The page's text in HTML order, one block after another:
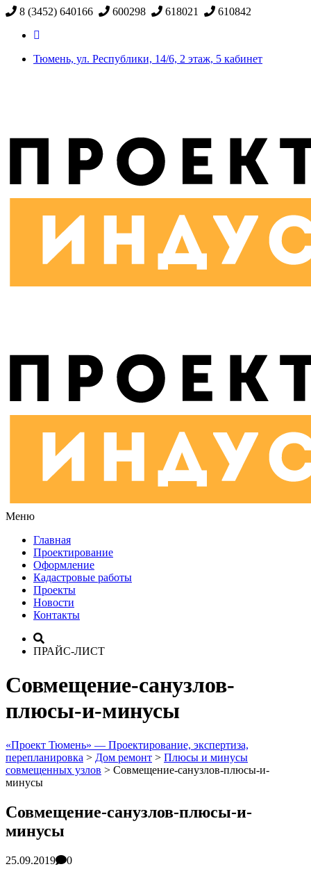
8 (3452) 640166 600298 618021 610842
Тюмень, ул. Республики, 14/6, 2 этаж, 5 кабинет
Меню
Главная
Проектирование
Оформление
Кадастровые работы
Проекты
Новости
Контакты
ПРАЙС-ЛИСТ
Совмещение-санузлов-
плюсы-и-минусы
«Проект Тюмень» — Проектирование, экспертиза,
перепланировка > Дом ремонт > Плюсы и минусы
совмещенных узлов > Совмещение-санузлов-плюсы-и-
минусы
Совмещение-санузлов-плюсы-и-
минусы
25.09.2019 0